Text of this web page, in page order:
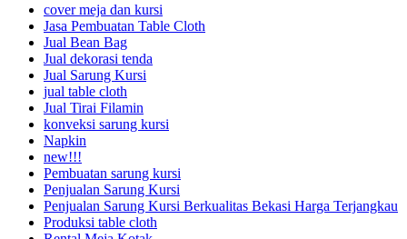
cover meja dan kursi
Jasa Pembuatan Table Cloth
Jual Bean Bag
Jual dekorasi tenda
Jual Sarung Kursi
jual table cloth
Jual Tirai Filamin
konveksi sarung kursi
Napkin
new!!!
Pembuatan sarung kursi
Penjualan Sarung Kursi
Penjualan Sarung Kursi Berkualitas Bekasi Harga Terjangkau
Produksi table cloth